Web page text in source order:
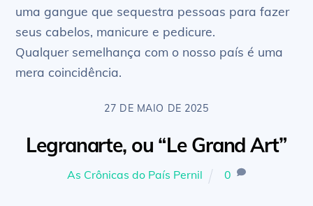
uma gangue que sequestra pessoas para fazer
seus cabelos, manicure e pedicure.
Qualquer semelhança com o nosso país é uma
mera coincidência.
27 DE MAIO DE 2025
Legranarte, ou “Le Grand Art”
As Crônicas do País Pernil 0